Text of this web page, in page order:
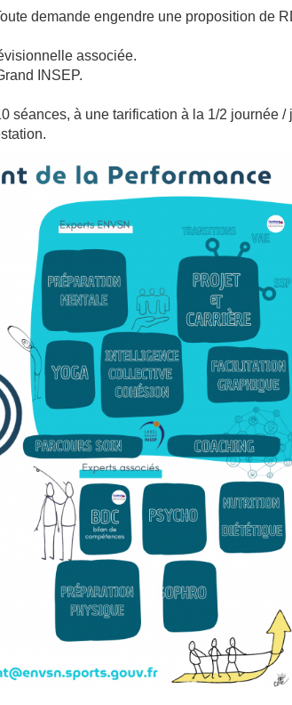
demande engendre une proposition de
associée.
INSEP.
séances, à une tarification à la 1/2 journée /